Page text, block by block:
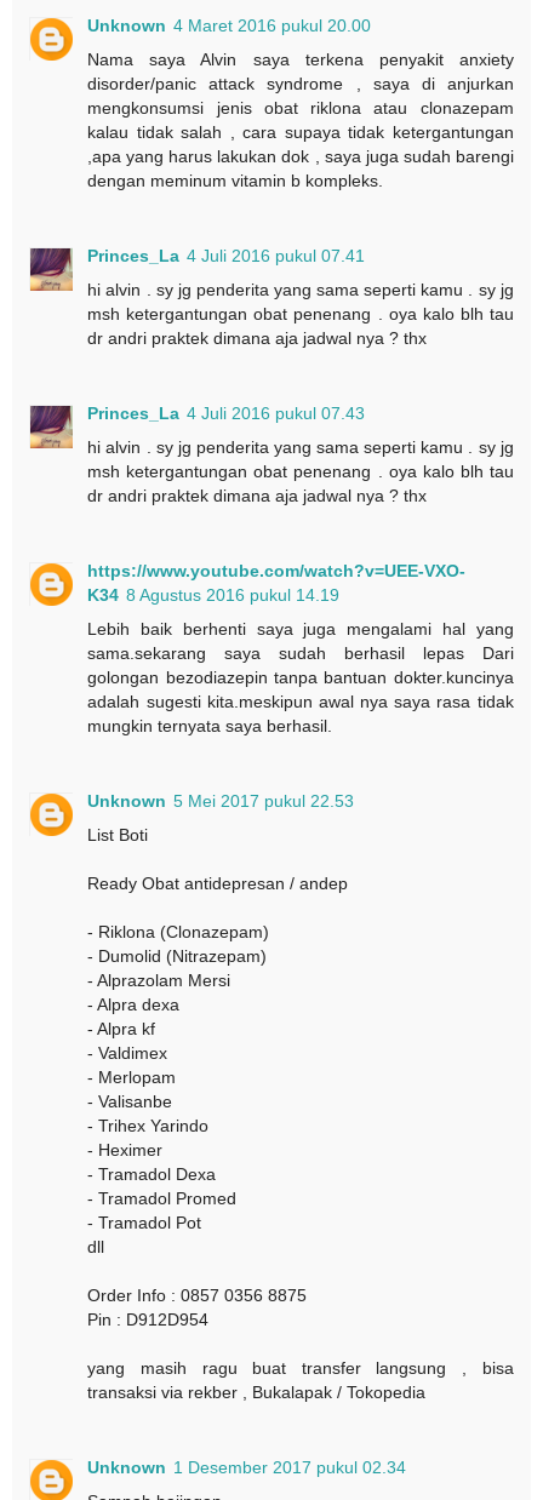
Unknown 4 Maret 2016 pukul 20.00
Nama saya Alvin saya terkena penyakit anxiety
disorder/panic attack syndrome , saya di anjurkan
mengkonsumsi jenis obat riklona atau clonazepam
kalau tidak salah , cara supaya tidak ketergantungan
,apa yang harus lakukan dok , saya juga sudah barengi
dengan meminum vitamin b kompleks.
Princes_La 4 Juli 2016 pukul 07.41
hi alvin . sy jg penderita yang sama seperti kamu . sy jg
msh ketergantungan obat penenang . oya kalo blh tau
dr andri praktek dimana aja jadwal nya ? thx
Princes_La 4 Juli 2016 pukul 07.43
hi alvin . sy jg penderita yang sama seperti kamu . sy jg
msh ketergantungan obat penenang . oya kalo blh tau
dr andri praktek dimana aja jadwal nya ? thx
https://www.youtube.com/watch?v=UEE-VXO-
K34 8 Agustus 2016 pukul 14.19
Lebih baik berhenti saya juga mengalami hal yang
sama.sekarang saya sudah berhasil lepas Dari
golongan bezodiazepin tanpa bantuan dokter.kuncinya
adalah sugesti kita.meskipun awal nya saya rasa tidak
mungkin ternyata saya berhasil.
Unknown 5 Mei 2017 pukul 22.53
List Boti
Ready Obat antidepresan / andep
- Riklona (Clonazepam)
- Dumolid (Nitrazepam)
- Alprazolam Mersi
- Alpra dexa
- Alpra kf
- Valdimex
- Merlopam
- Valisanbe
- Trihex Yarindo
- Heximer
- Tramadol Dexa
- Tramadol Promed
- Tramadol Pot
dll
Order Info : 0857 0356 8875
Pin : D912D954
yang masih ragu buat transfer langsung , bisa
transaksi via rekber , Bukalapak / Tokopedia
Unknown 1 Desember 2017 pukul 02.34